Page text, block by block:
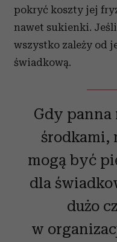
pokryć koszty jej
nawet sukienki.
wszystko zależy od
świadkową.
Gdy panna
środkami,
mogą być
dla
dużo
w